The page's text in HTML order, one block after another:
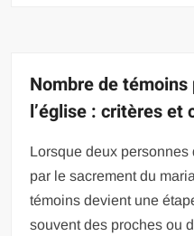
Nombre de
l’église : critères et
Lorsque deux personnes
par le sacrement du
témoins devient une
souvent des proches ou